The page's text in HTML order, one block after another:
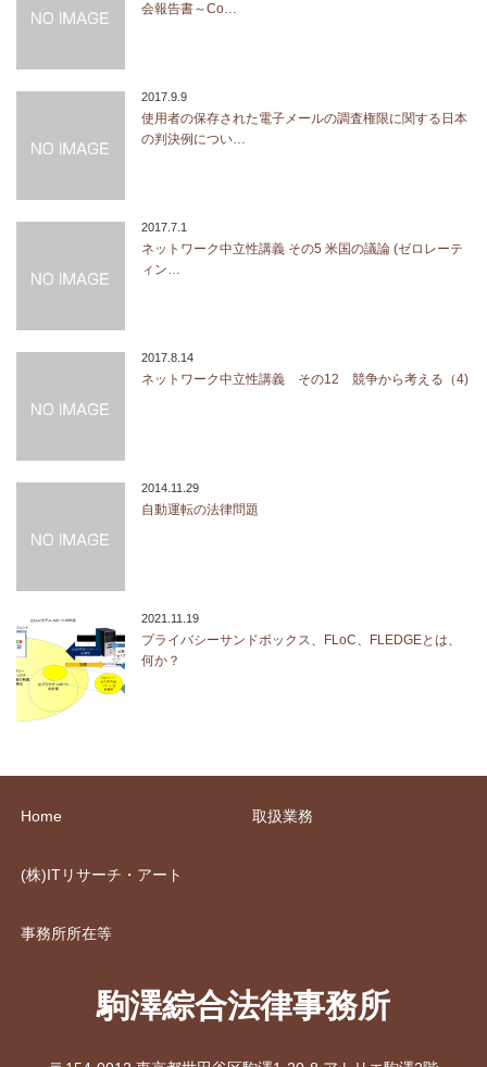
会報告書～Co…
2017.9.9
使用者の保存された電子メールの調査権限に関する日本
の判決例につい…
2017.7.1
ネットワーク中立性講義 その5 米国の議論 (ゼロレーテ
ィン…
2017.8.14
ネットワーク中立性講義 その12 競争から考える（4)
2014.11.29
自動運転の法律問題
2021.11.19
プライバシーサンドボックス、FLoC、FLEDGEとは、
何か？
Home 取扱業務
(株)ITリサーチ・アート
事務所所在等
駒澤綜合法律事務所